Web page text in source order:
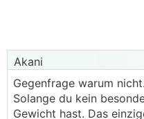
Akani
Gegenfrage warum nicht.
Solange du kein
Gewicht hast. Das